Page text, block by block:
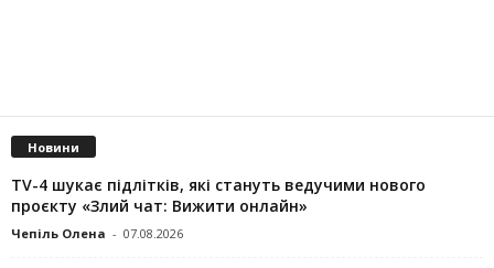
Новини
TV-4 шукає підлітків, які стануть ведучими нового
проєкту «Злий чат: Вижити онлайн»
Чепіль Олена - 07.08.2026